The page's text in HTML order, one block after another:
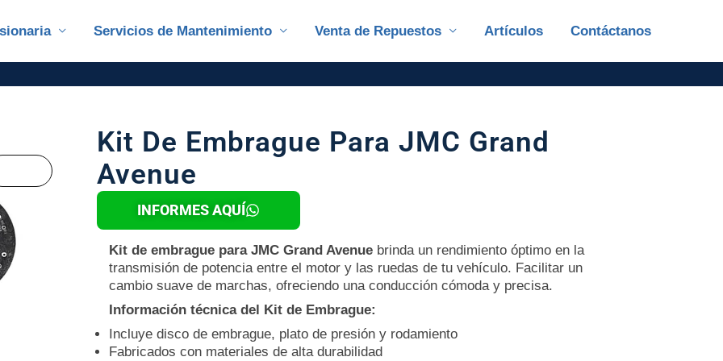
Servicios de Mantenimiento Venta de Repuestos Artículos Contáctanos
Kit De Embrague Para JMC Grand
Avenue
INFORMES AQUÍ
Kit de embrague para JMC Grand Avenue brinda un rendimiento óptimo en la
transmisión de potencia entre el motor y las ruedas de tu vehículo. Facilitar un
cambio suave de marchas, ofreciendo una conducción cómoda y precisa.
Información técnica del Kit de Embrague:
Incluye disco de embrague, plato de presión y rodamiento
Fabricados con materiales de alta durabilidad